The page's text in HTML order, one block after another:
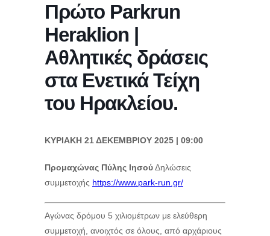
Πρώτο Parkrun
Heraklion |
Αθλητικές δράσεις
στα Ενετικά Τείχη
του Ηρακλείου.
ΚΥΡΙΑΚΗ 21 ΔΕΚΕΜΒΡΙΟΥ 2025 | 09:00
Προμαχώνας Πύλης ΙησούΔηλώσεις
συμμετοχής https://www.park-run.gr/
Αγώνας δρόμου 5 χιλιομέτρων με ελεύθερη
συμμετοχή, ανοιχτός σε όλους, από αρχάριους